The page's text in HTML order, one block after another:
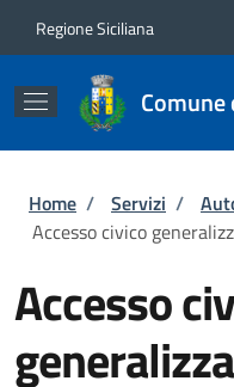
Regione Siciliana
Briciole di
Home / Servizi /
Accesso civico
Accesso